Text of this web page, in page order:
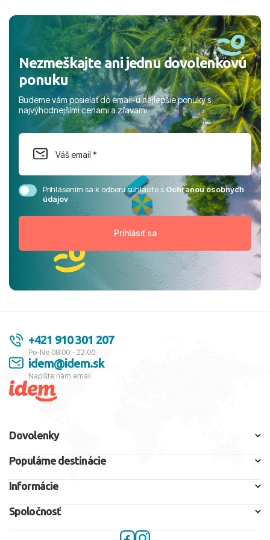
Nezmeškajte ani jednu dovolenkovú
ponuku
Budeme vám posielať do email-u najlepšie ponuky s
najvýhodnejšími cenami a zľavami
Prihlásením sa k odberu súhlasíte sOchranou osobných
údajov
+421 910 301 207
Po-Ne 08:00 - 22:00
idem@idem.sk
Napíšte nám email
Dovolenky
Populárne destinácie
Informácie
Spoločnosť